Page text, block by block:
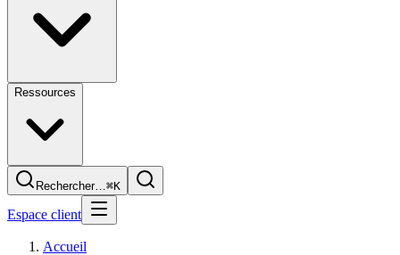
Ressources
Rechercher…⌘K
Espace client
Accueil